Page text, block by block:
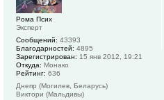
Рома Псих
Эксперт
Сообщений: 43393
Благодарностей: 4895
Зарегистрирован: 15 янв 2012, 19:21
Откуда: Монако
Рейтинг: 636
Днепр (Могилев, Беларусь)
Виктори (Мальдивы)